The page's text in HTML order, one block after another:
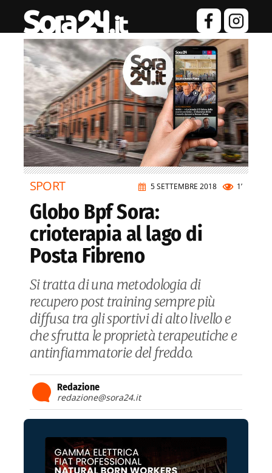
5 SETTEMBRE 2018 1’
SPORT
Globo Bpf Sora:
crioterapia al lago di
Posta Fibreno
Si tratta di una metodologia di
recupero post training sempre più
diffusa tra gli sportivi di alto livello e
che sfrutta le proprietà terapeutiche e
antinfiammatorie del freddo.
Redazione
redazione@sora24.it